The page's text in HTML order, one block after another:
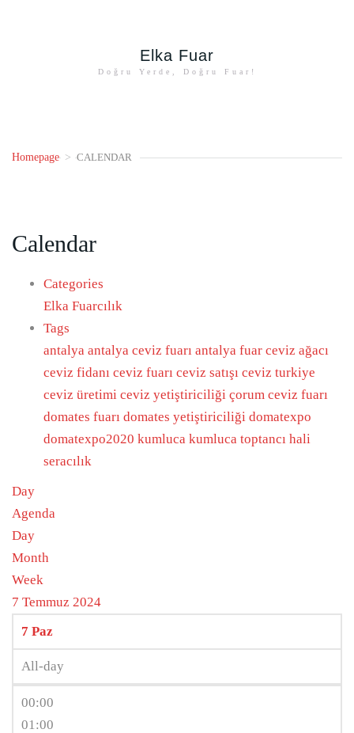
Elka Fuar
Doğru Yerde, Doğru Fuar!
Homepage > CALENDAR
Calendar
Categories
Elka Fuarcılık
Tags
antalya antalya ceviz fuarı antalya fuar ceviz ağacı
ceviz fidanı ceviz fuarı ceviz satışı ceviz turkiye
ceviz üretimi ceviz yetiştiriciliği çorum ceviz fuarı
domates fuarı domates yetiştiriciliği domatexpo
domatexpo2020 kumluca kumluca toptancı hali
seracılık
Day
Agenda
Day
Month
Week
7 Temmuz 2024
7 Paz
All-day
00:00
01:00